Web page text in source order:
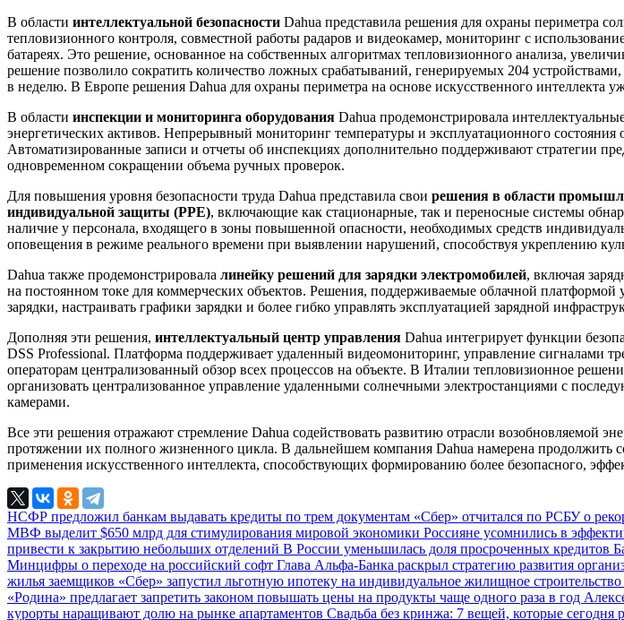
В области интеллектуальной безопасности Dahua представила решения для охраны периметра
тепловизионного контроля, совместной работы радаров и видеокамер, мониторинг с
батареях. Это решение, основанное на собственных алгоритмах тепловизионного анализа,
решение позволило сократить количество ложных срабатываний, генерируемых 204
в неделю. В Европе решения Dahua для охраны периметра на основе искусственного
В области инспекции и мониторинга оборудования Dahua продемонстрировала
энергетических активов. Непрерывный мониторинг температуры и эксплуатационного
Автоматизированные записи и отчеты об инспекциях дополнительно поддерживают стратегии
одновременном сокращении объема ручных проверок.
Для повышения уровня безопасности труда Dahua представила свои решения в области
индивидуальной защиты (PPE), включающие как стационарные, так и переносные системы
наличие у персонала, входящего в зоны повышенной опасности, необходимых средств
оповещения в режиме реального времени при выявлении нарушений, способствуя укреплению
Dahua также продемонстрировала линейку решений для зарядки электромобилей, включая
на постоянном токе для коммерческих объектов. Решения, поддерживаемые облачной
зарядки, настраивать графики зарядки и более гибко управлять эксплуатацией зарядной
Дополняя эти решения, интеллектуальный центр управления Dahua интегрирует функции
DSS Professional. Платформа поддерживает удаленный видеомониторинг, управление сигналами
операторам централизованный обзор всех процессов на объекте. В Италии тепловизионное
организовать централизованное управление удаленными солнечными электростанциями с
камерами.
Все эти решения отражают стремление Dahua содействовать развитию отрасли возобновляемой
протяжении их полного жизненного цикла. В дальнейшем компания Dahua намерена продолжить
применения искусственного интеллекта, способствующих формированию более безопасного,
НСФР предложил банкам выдавать кредиты по трем документам «Сбер» отчитался по РСБУ о
МВФ выделит $650 млрд для стимулирования мировой экономики Россияне усомнились в
привести к закрытию небольших отделений В России уменьшилась доля просроченных кредитов
Минцифры о переходе на российский софт Глава Альфа-Банка раскрыл стратегию развития
жилья заемщиков «Сбер» запустил льготную ипотеку на индивидуальное жилищное строительство
«Родина» предлагает запретить законом повышать цены на продукты чаще одного раза в год
курорты наращивают долю на рынке апартаментов Свадьба без кринжа: 7 вещей, которые сегодня